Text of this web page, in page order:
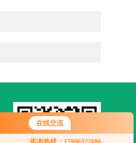
在线交流
您好！欢迎前来咨询，很高兴为您